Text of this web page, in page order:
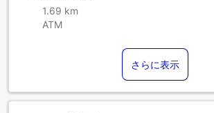
1.69 km
ATM
さらに表示